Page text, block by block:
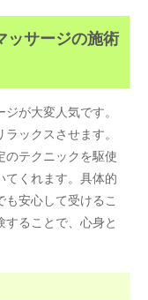
ッサージの施術
が大変人気です。
ックスさせます。
のテクニックを駆使
てくれます。具体的
安心して受けるこ
ることで、心身と